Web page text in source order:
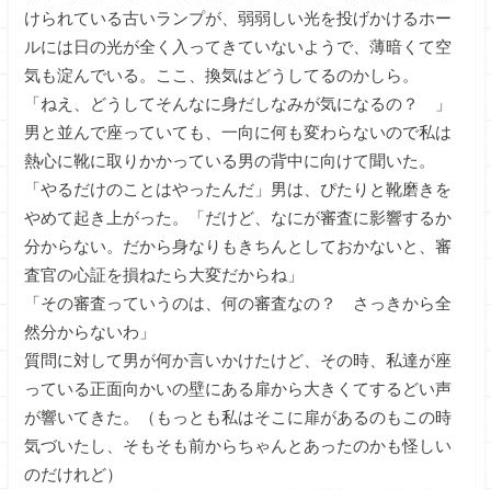
けられている古いランプが、弱弱しい光を投げかけるホー
ルには日の光が全く入ってきていないようで、薄暗くて空
気も淀んでいる。ここ、換気はどうしてるのかしら。
「ねえ、どうしてそんなに身だしなみが気になるの？ 」
男と並んで座っていても、一向に何も変わらないので私は
熱心に靴に取りかかっている男の背中に向けて聞いた。
「やるだけのことはやったんだ」男は、ぴたりと靴磨きを
やめて起き上がった。「だけど、なにが審査に影響するか
分からない。だから身なりもきちんとしておかないと、審
査官の心証を損ねたら大変だからね」
「その審査っていうのは、何の審査なの？ さっきから全
然分からないわ」
質問に対して男が何か言いかけたけど、その時、私達が座
っている正面向かいの壁にある扉から大きくてするどい声
が響いてきた。（もっとも私はそこに扉があるのもこの時
気づいたし、そもそも前からちゃんとあったのかも怪しい
のだけれど）